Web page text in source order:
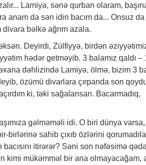
Lamiyə, sənə qurban olaram,
da sən idin bacım da... Onsuz
bəlkə ağrım azala.
Deyirdi, Zülfiyyə, birdən
hədər getməyib. 3 balamız qaldı –
dəhlizində Lamiyə, ölmə, bizim 3
özümü divarlara çırpanda son
ki, təki sağalansan. Bacarmadıq,
gəlməməli idi. O biri dünya varsa,
birlərinə sahib çıxıb özlərini
itirərər? Səni son nəfəsimə
kimi mükəmməl bir ana olmayacağam,